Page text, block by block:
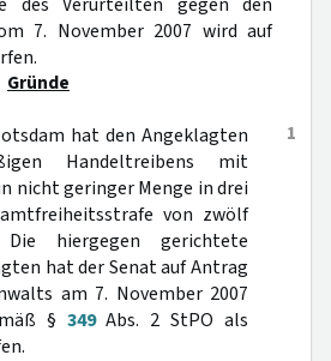
7. November 2007 wird auf
Gründe
1
hat den Angeklagten
Handeltreibens mit
nicht geringer Menge in drei
von zwölf
hiergegen gerichtete
hat der Senat auf Antrag
am 7. November 2007
§ 349Abs. 2 StPO als